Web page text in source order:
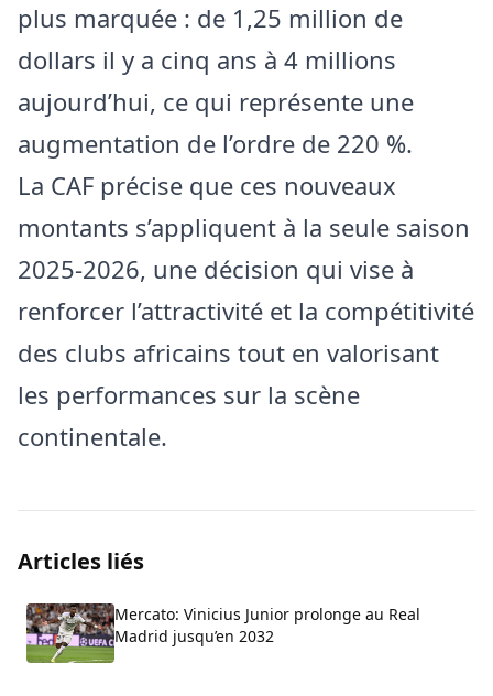
plus marquée : de 1,25 million de
dollars il y a cinq ans à 4 millions
aujourd’hui, ce qui représente une
augmentation de l’ordre de 220 %.
La CAF précise que ces nouveaux
montants s’appliquent à la seule saison
2025-2026, une décision qui vise à
renforcer l’attractivité et la compétitivité
des clubs africains tout en valorisant
les performances sur la scène
continentale.
Articles liés
Mercato: Vinicius Junior prolonge au Real
Madrid jusqu’en 2032